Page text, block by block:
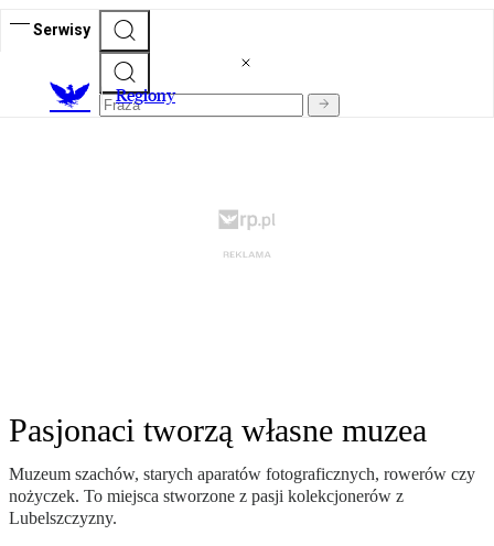
Serwisy
Regiony
Pasjonaci tworzą własne muzea
Muzeum szachów, starych aparatów fotograficznych, rowerów czy
nożyczek. To miejsca stworzone z pasji kolekcjonerów z
Lubelszczyzny.